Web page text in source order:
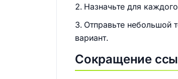
Назначьте для
Отправьте небольшой
вариант.
Сокращение